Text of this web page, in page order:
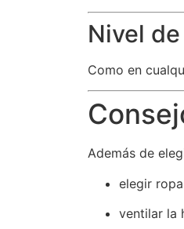
Nivel
Como en
Además de
elegir
ventilar la